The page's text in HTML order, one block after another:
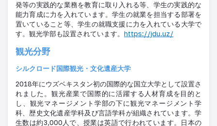
発等の実践的な業務を教育に取り入れる等、学生の実践的な
能力育成に力を入れています。学生の就業を担当する部署を
置いていること等、学生の就職支援に力を入れている大学で
す。観光学部も設置されています。 https://jdu.uz/
観光分野
シルクロード国際観光・文化遺産大学
2018年にウズベキスタン初の国際的な国立大学として設置さ
れました。観光産業で国際的に活躍する人材育成を目的と
し、観光マネージメント学部の下に観光マネージメント学
科、歴史文化遺産学科及び言語学科が組織されています。学
生数は約3,000人で、授業は英語で行われています。日本の